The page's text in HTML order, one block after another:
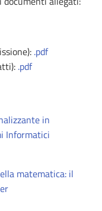
.pdf
.pdf
in
Informatici
matematica: il